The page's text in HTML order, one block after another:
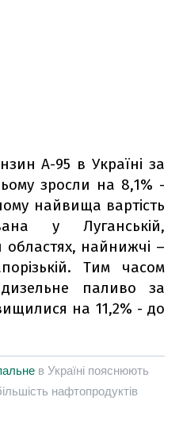
А-95 в Україні за
зросли на 8,1% -
найвища вартість
у Луганській,
областях, найнижчі –
Тим часом
паливо за
на 11,2% - до
в Україні пояснюють
нафтопродуктів